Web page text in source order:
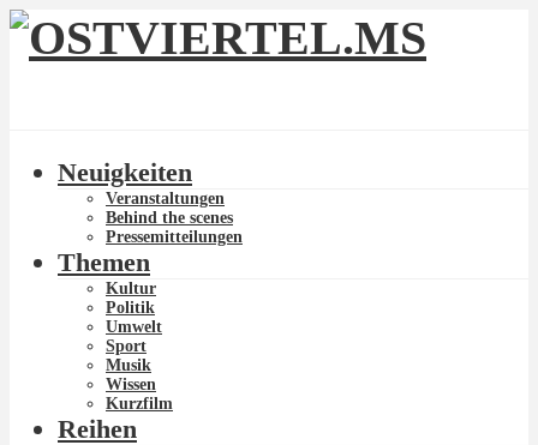
Neuigkeiten
Veranstaltungen
Behind the scenes
Pressemitteilungen
Themen
Kultur
Politik
Umwelt
Sport
Musik
Wissen
Kurzfilm
Reihen